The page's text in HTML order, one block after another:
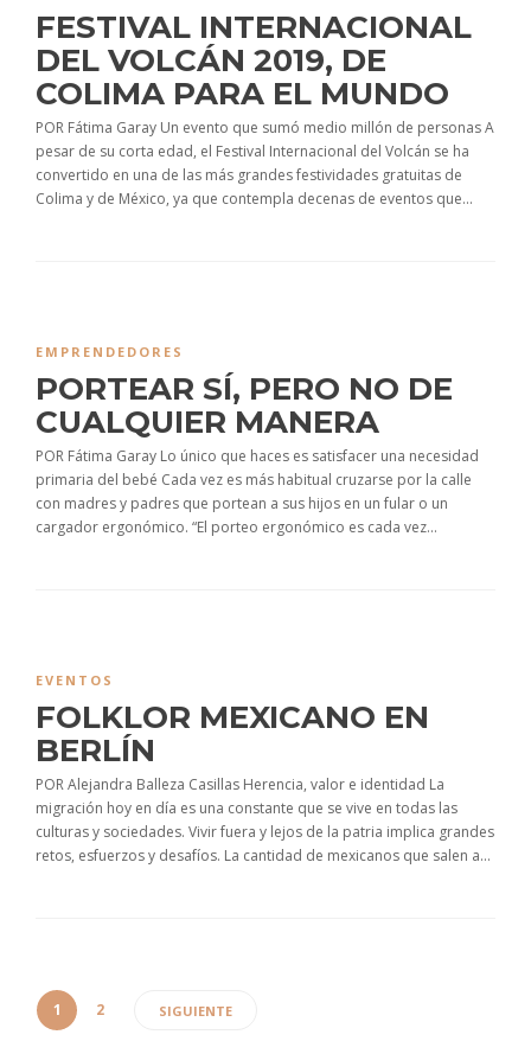
FESTIVAL INTERNACIONAL
DEL VOLCÁN 2019, DE
COLIMA PARA EL MUNDO
POR Fátima Garay Un evento que sumó medio millón de personas A
pesar de su corta edad, el Festival Internacional del Volcán se ha
convertido en una de las más grandes festividades gratuitas de
Colima y de México, ya que contempla decenas de eventos que...
EMPRENDEDORES
PORTEAR SÍ, PERO NO DE
CUALQUIER MANERA
POR Fátima Garay Lo único que haces es satisfacer una necesidad
primaria del bebé Cada vez es más habitual cruzarse por la calle
con madres y padres que portean a sus hijos en un fular o un
cargador ergonómico. “El porteo ergonómico es cada vez...
EVENTOS
FOLKLOR MEXICANO EN
BERLÍN
POR Alejandra Balleza Casillas Herencia, valor e identidad La
migración hoy en día es una constante que se vive en todas las
culturas y sociedades. Vivir fuera y lejos de la patria implica grandes
retos, esfuerzos y desafíos. La cantidad de mexicanos que salen a...
1 2 SIGUIENTE